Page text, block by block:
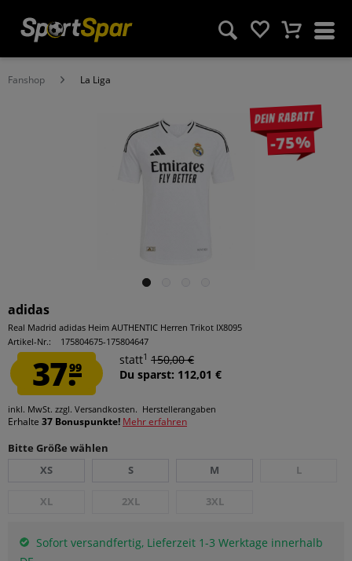
Fanshop La Liga
Dein Rabatt
-75%
adidas
Real Madrid adidas Heim AUTHENTIC Herren Trikot IX8095
Artikel-Nr.:
175804675-175804647
37.99
statt1 150,00 €
Du sparst: 112,01 €
inkl. MwSt. zzgl. Versandkosten. Herstellerangaben
Erhalte 37 Bonuspunkte! Mehr erfahren
Bitte Größe wählen
XS
S M L
XL 2XL 3XL
Sofort versandfertig, Lieferzeit 1-3 Werktage innerhalb